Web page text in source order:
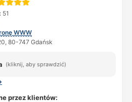
51
WWW
80-747 Gdańsk
(kliknij, aby sprawdzić)
przez klientów: